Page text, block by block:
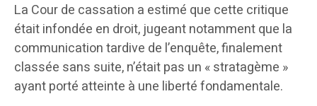
La Cour de cassation a estimé que cette critique
était infondée en droit, jugeant notamment que la
communication tardive de l’enquête, finalement
classée sans suite, n’était pas un « stratagème »
ayant porté atteinte à une liberté fondamentale.